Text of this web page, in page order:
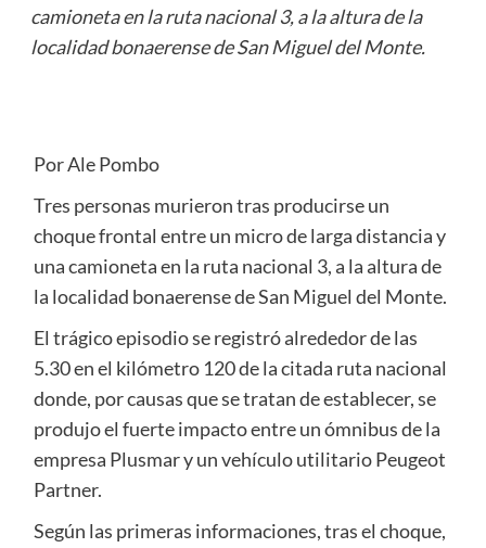
camioneta en la ruta nacional 3, a la altura de la
localidad bonaerense de San Miguel del Monte.
Por Ale Pombo
Tres personas murieron tras producirse un
choque frontal entre un micro de larga distancia y
una camioneta en la ruta nacional 3, a la altura de
la localidad bonaerense de San Miguel del Monte.
El trágico episodio se registró alrededor de las
5.30 en el kilómetro 120 de la citada ruta nacional
donde, por causas que se tratan de establecer, se
produjo el fuerte impacto entre un ómnibus de la
empresa Plusmar y un vehículo utilitario Peugeot
Partner.
Según las primeras informaciones, tras el choque,